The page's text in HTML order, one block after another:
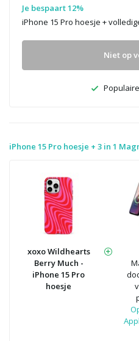
Je bespaart 12%
iPhone 15 Pro hoesje +
Niet op
iPhone 15 Pro hoesje + 3 in 1
xoxo Wildhearts
Berry Much -
iPhone 15 Pro
hoesje